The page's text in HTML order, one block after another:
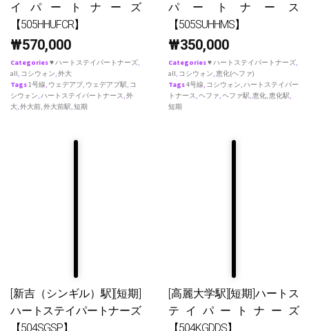
イパートナーズ
【505HHUFCR】
₩570,000
Categories♥ ハートステイパートナーズ,
all, コシウォン,外大
Tags1号線, ウェデアプ, ウェデアプ駅, コ
シウォン,ハートステイパートナース,外
大,外大前,外大前駅,短期
パートナース
【505SUHHMS】
₩350,000
Categories♥ ハートステイパートナーズ,
all, コシウォン,恵化(ヘファ)
Tags4号線, コシウォン,ハートステイパー
トナース,ヘファ,ヘファ駅,恵化,恵化駅,
短期
[新吉（シンギル）駅][短期]
ハートステイパートナーズ
【504SGSP】
[高麗大学駅][短期]ハートス
テイパートナーズ
【504KGDDS】